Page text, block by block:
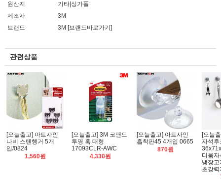
원산지
기타|싱가폴
제조사
3M
브랜드
3M [브랜드바로가기]
관련상품
[오늘출고] 아트사인
나비 스텐행거 5개
입/0824
1,560원
[오늘출고] 3M 코맨드
투명 훅 대형
17093CLR-AWC
4,330원
[오늘출고] 아트사인
흡착판45 4개입 0665
870원
[오늘
자석후
디움
냉장
초강력